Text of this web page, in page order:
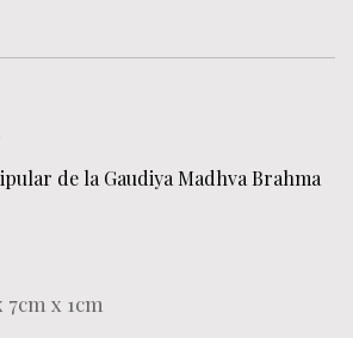
de la Gaudiya Madhva Brahma
7cm x 1cm